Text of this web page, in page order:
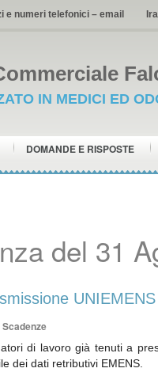
e numeri telefonici – email
IN MEDICI ED
DOMANDE E RISPOSTE
del 31
Scadenze
di lavoro già tenuti a
dei dati retributivi EMENS.